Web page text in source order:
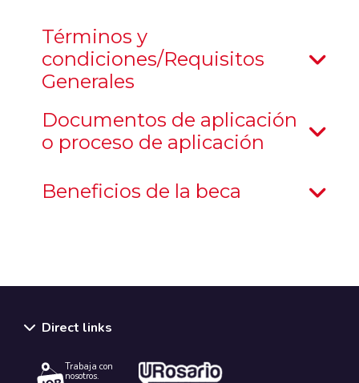
Términos y
condiciones/Requisitos
Generales
Documentos de aplicación
o proceso de aplicación
Beneficios de la beca
Direct links
Trabaja con
nosotros.